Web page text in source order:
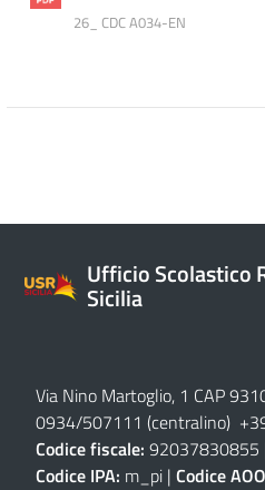
26_ CDC A034-EN
Ufficio Scolastico
Sicilia
Via Nino Martoglio, 1 CAP
0934/507111 (centralino)
Codice fiscale: 92037830855
Codice IPA: m_pi | Codice